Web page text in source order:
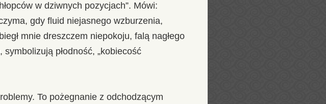
w dziwnych pozycjach”. Mówi:
gdy fluid niejasnego wzburzenia,
mnie dreszczem niepokoju, falą nagłego
płodność, „kobiecość
To pożegnanie z odchodzącym